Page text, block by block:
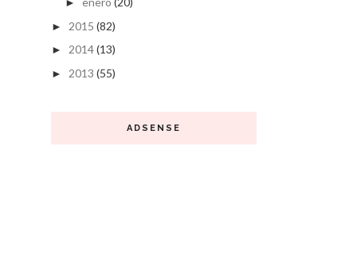
► 2015 (82)
► 2014(13)
► 2013 (55)
ADSENSE